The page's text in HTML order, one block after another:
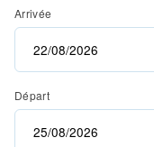
Arrivée
Départ